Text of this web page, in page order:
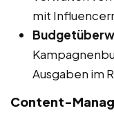
mit
Ausgaben im
Content-